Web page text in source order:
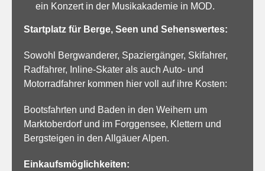
ein Konzert in der Musikakademie in MOD.
Startplatz für Berge, Seen und Sehenswertes:
Sowohl Bergwanderer, Spaziergänger, Skifahrer,
Radfahrer, Inline-Skater als auch Auto- und
Motorradfahrer kommen hier voll auf ihre Kosten:
Bootsfahrten und Baden in den Weihern um
Marktoberdorf und im Forggensee, Klettern und
Bergsteigen in den Allgäuer Alpen.
Einkaufsmöglichkeiten: